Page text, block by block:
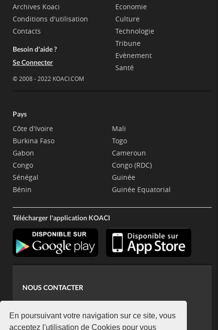
En poursuivant votre navigation sur ce site, vous
acceptez l'utilisation de Cookies pour vous
Archives Koaci
Conditions d'utilisation
Contacts
Besoin d'aide ?
Se Connecter
© 2008 - 2022 KOACI.COM
Economie
Culture
Technologie
Tribune
Evènement
Santé
Pays
Côte d'Ivoire
Burkina Faso
Gabon
Congo
Sénégal
Bénin
Mali
Togo
Cameroun
Congo (RDC)
Guinée
Guinée Equatorial
Télécharger l'application KOACI
NOUS CONTACTER
koaci@yahoo.fr